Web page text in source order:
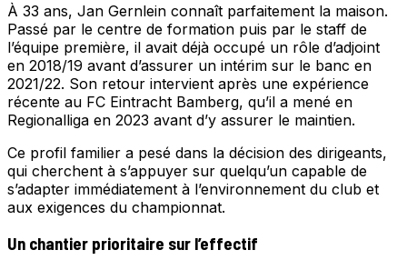
À 33 ans, Jan Gernlein connaît parfaitement la maison.
Passé par le centre de formation puis par le staff de
l’équipe première, il avait déjà occupé un rôle d’adjoint
en 2018/19 avant d’assurer un intérim sur le banc en
2021/22. Son retour intervient après une expérience
récente au FC Eintracht Bamberg, qu’il a mené en
Regionalliga en 2023 avant d’y assurer le maintien.
Ce profil familier a pesé dans la décision des dirigeants,
qui cherchent à s’appuyer sur quelqu’un capable de
s’adapter immédiatement à l’environnement du club et
aux exigences du championnat.
Un chantier prioritaire sur l’effectif